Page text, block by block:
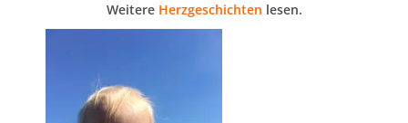
Weitere Herzgeschichten lesen.